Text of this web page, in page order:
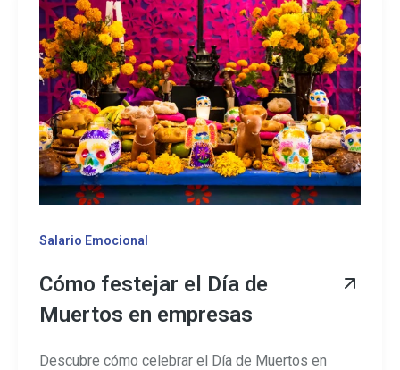
Salario Emocional
Cómo festejar el Día de
Muertos en empresas
Descubre cómo celebrar el Día de Muertos en